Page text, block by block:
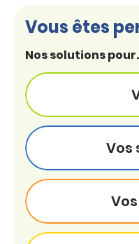
Vous êtes
Nos solutions
Vos